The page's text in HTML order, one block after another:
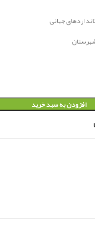
جهانی
افزودن به سبد خرید